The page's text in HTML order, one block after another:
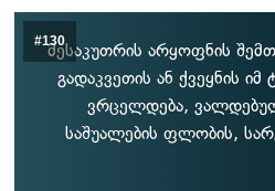
#130
მესაკუთრის არყოფნის
გადაკვეთის ან ქვეყნის
ვრცელდება,
საშუალების ფლობის,